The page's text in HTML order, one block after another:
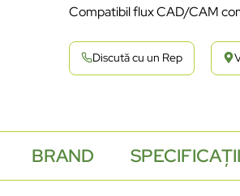
Compatibilflux CAD/CAM
Discută cu un Rep
BRAND